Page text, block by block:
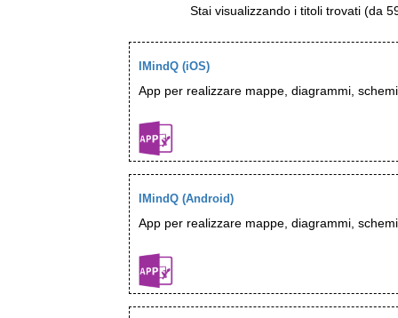
Stai visualizzando i titoli trovati (da
IMindQ (iOS)
App per realizzare mappe, diagrammi, schemi
IMindQ (Android)
App per realizzare mappe, diagrammi, schemi